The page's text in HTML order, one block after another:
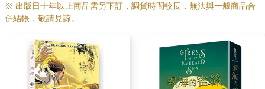
※ 出版日十年以上商品需另下訂，調貨時間較長，無法與一般商品合
併結帳，敬請見諒。